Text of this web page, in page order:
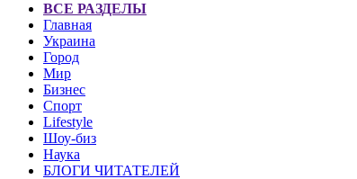
ВСЕ РАЗДЕЛЫ
Главная
Украина
Город
Мир
Бизнес
Спорт
Lifestyle
Шоу-биз
Наука
БЛОГИ ЧИТАТЕЛЕЙ